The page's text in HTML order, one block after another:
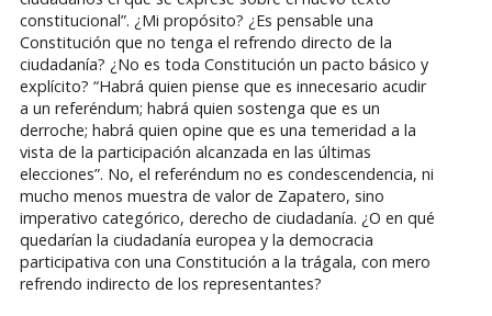
constitucional”. ¿Mi propósito? ¿Es pensable una
Constitución que no tenga el refrendo directo de la
ciudadanía? ¿No es toda Constitución un pacto básico y
explícito? “Habrá quien piense que es innecesario acudir
a un referéndum; habrá quien sostenga que es un
derroche; habrá quien opine que es una temeridad a la
vista de la participación alcanzada en las últimas
elecciones”. No, el referéndum no es condescendencia, ni
mucho menos muestra de valor de Zapatero, sino
imperativo categórico, derecho de ciudadanía. ¿O en qué
quedarían la ciudadanía europea y la democracia
participativa con una Constitución a la trágala, con mero
refrendo indirecto de los representantes?